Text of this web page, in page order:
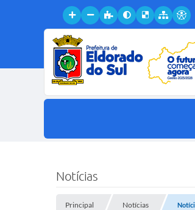
Notícias
Principal Notícias